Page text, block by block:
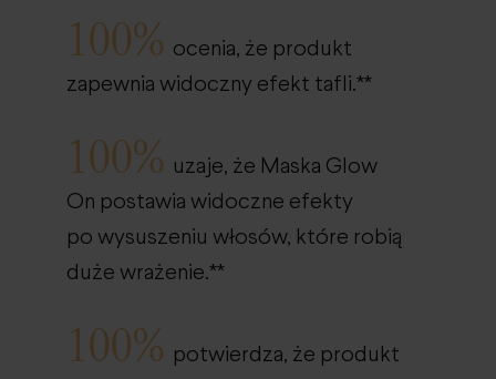
100% ocenia, że produkt
zapewnia widoczny efekt tafli.**
100% uzaje, że Maska Glow
On postawia widoczne efekty
po wysuszeniu włosów, które robią
duże wrażenie.**
100% potwierdza, że produkt